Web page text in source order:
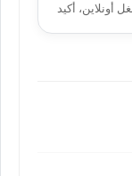
أونلاين، أكيد